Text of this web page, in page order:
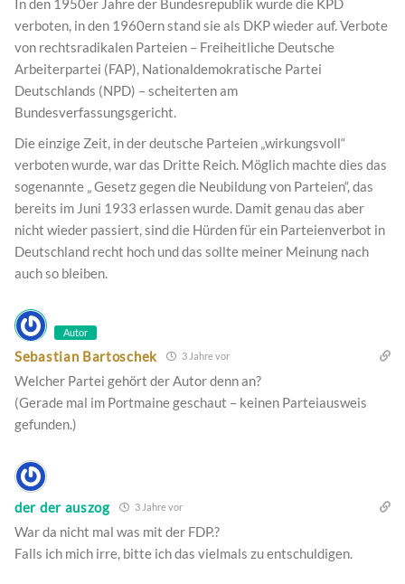
In den 1950er Jahre der Bundesrepublik wurde die KPD
verboten, in den 1960ern stand sie als DKP wieder auf. Verbote
von rechtsradikalen Parteien – Freiheitliche Deutsche
Arbeiterpartei (FAP), Nationaldemokratische Partei
Deutschlands (NPD) – scheiterten am
Bundesverfassungsgericht.
Die einzige Zeit, in der deutsche Parteien „wirkungsvoll“
verboten wurde, war das Dritte Reich. Möglich machte dies das
sogenannte „ Gesetz gegen die Neubildung von Parteien“, das
bereits im Juni 1933 erlassen wurde. Damit genau das aber
nicht wieder passiert, sind die Hürden für ein Parteienverbot in
Deutschland recht hoch und das sollte meiner Meinung nach
auch so bleiben.
Autor
Sebastian Bartoschek 3 Jahre vor
Welcher Partei gehört der Autor denn an?
(Gerade mal im Portmaine geschaut – keinen Parteiausweis
gefunden.)
der der auszog 3 Jahre vor
War da nicht mal was mit der FDP.?
Falls ich mich irre, bitte ich das vielmals zu entschuldigen.